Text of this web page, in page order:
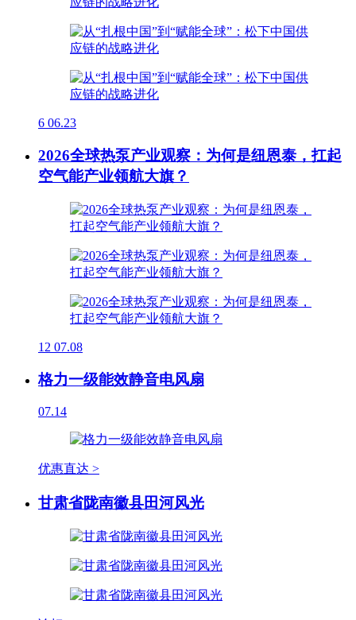
6 06.23
2026全球热泵产业观察：为何是纽恩泰，扛起
空气能产业领航大旗？
12 07.08
格力一级能效静音电风扇
07.14
优惠直达 >
甘肃省陇南徽县田河风光